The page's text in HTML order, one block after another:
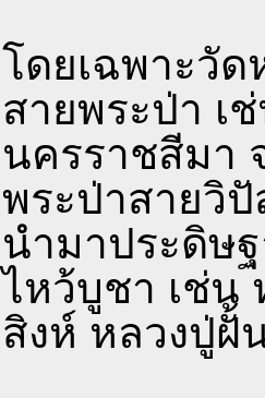
โดยเฉพาะวั
สายพระป่า เ
นครราชสีมา
พระป่าสายวิ
นำมาประดิษ
ไหว้บูชา เช่น
สิงห์ หลวงปู่ฝั้